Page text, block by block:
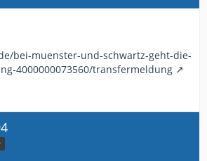
bei-muenster-und-schwartz-geht-die-
4000000073560/transfermeldung